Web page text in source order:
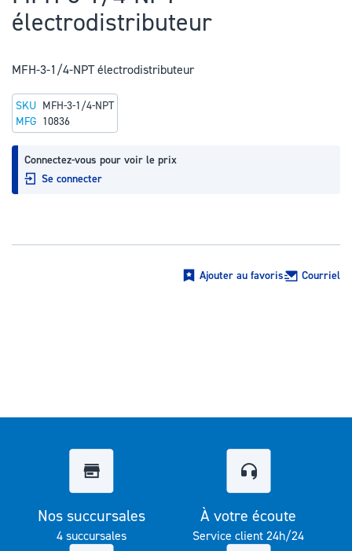
au
début
la
d’images
électrodistributeur
MFH-3-1/4-NPT électrodistributeur
Connectez-vous pour voir le prix
Se connecter
SKU MFH-3-1/4-NPT
MFG 10836
Ajouter au favoris Courriel
Nos succursales
4 succursales
À votre écoute
Service client 24h/24